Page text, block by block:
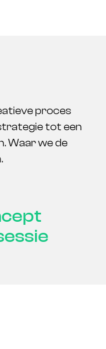
proces
tot een
Waar we de